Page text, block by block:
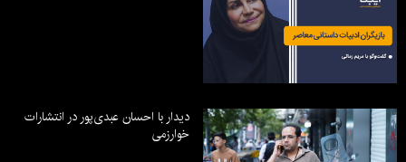
دیدار با احسان عبدی‌پور در انتشارات
خوارزمی